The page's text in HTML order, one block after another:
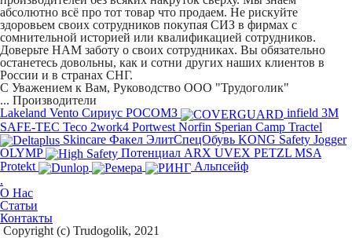
абсолютно всё про тот товар что продаем. Не рискуйте
здоровьем своих сотрудников покупая СИЗ в фирмах с
сомнительной историей или квалификацией сотрудников.
Доверьте НАМ заботу о своих сотрудниках. Вы обязательно
останетесь довольны, как и сотни других наших клиентов в
России и в странах СНГ.
С Уважением к Вам, Руководство ООО "Трудоголик"
... Производители
Lakeland Vento Сириус РОСОМЗ infield 3M
SAFE-TEC Teco 2work4 Portwest Norfin Sperian Camp Tractel
Skincare Факел ЭлитСпецОбувь KONG Safety Jogger
OLYMP
Потенциал ARX UVEX PETZL MSA
Protekt
Альпсейф
.
О Нас
Статьи
Контакты
Copyright (c) Trudogolik, 2021